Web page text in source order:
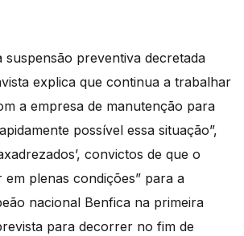
suspensão preventiva decretada
explica que continua a trabalhar
a empresa de manutenção para
possível essa situação”,
convictos de que o
em plenas condições” para a
nacional Benfica na primeira
para decorrer no fim de